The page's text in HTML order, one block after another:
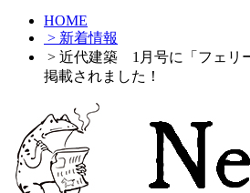
HOME
> 新着情報
> 近代建築 1月号に「フェリ
掲載されました！